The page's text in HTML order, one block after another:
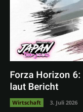
Forza Horizon
laut Bericht
Wirtschaft 3. Juli 2026